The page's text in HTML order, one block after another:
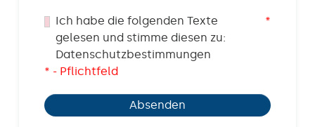
*
Ich habe die folgenden Texte
gelesen und stimme diesen zu:
Datenschutzbestimmungen
* - Pflichtfeld
Absenden